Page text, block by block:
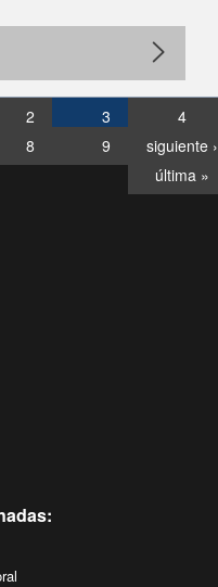
2 3
4
8 9
siguiente ›
última »